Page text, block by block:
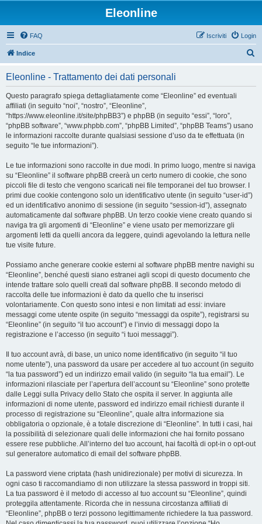
Eleonline
FAQ Login
Iscriviti
Indice
Eleonline - Trattamento dei dati personali
Questo paragrafo spiega dettagliatamente come “Eleonline” ed eventuali
affiliati (in seguito “noi”, “nostro”, “Eleonline”,
“https://www.eleonline.it/site/phpBB3”) e phpBB (in seguito “essi”, “loro”,
“phpBB software”, “www.phpbb.com”, “phpBB Limited”, “phpBB Teams”) usano
le informazioni raccolte durante qualsiasi sessione d’uso da te effettuata (in
seguito “le tue informazioni”).
Le tue informazioni sono raccolte in due modi. In primo luogo, mentre si naviga
su “Eleonline” il software phpBB creerà un certo numero di cookie, che sono
piccoli file di testo che vengono scaricati nei file temporanei del tuo browser. I
primi due cookie contengono solo un identificativo utente (in seguito “user-id”)
ed un identificativo anonimo di sessione (in seguito “session-id”), assegnato
automaticamente dal software phpBB. Un terzo cookie viene creato quando si
naviga tra gli argomenti di “Eleonline” e viene usato per memorizzare gli
argomenti letti da quelli ancora da leggere, quindi agevolando la lettura nelle
tue visite future.
Possiamo anche generare cookie esterni al software phpBB mentre navighi su
“Eleonline”, benché questi siano estranei agli scopi di questo documento che
intende trattare solo quelli creati dal software phpBB. Il secondo metodo di
raccolta delle tue informazioni è dato da quello che tu inserisci
volontariamente. Con questo sono intesi e non limitati ad essi: inviare
messaggi come utente ospite (in seguito “messaggi da ospite”), registrarsi su
“Eleonline” (in seguito “il tuo account”) e l’invio di messaggi dopo la
registrazione e l’accesso (in seguito “i tuoi messaggi”).
Il tuo account avrà, di base, un unico nome identificativo (in seguito “il tuo
nome utente”), una password da usare per accedere al tuo account (in seguito
“la tua password”) ed un indirizzo email valido (in seguito “la tua email”). Le
informazioni rilasciate per l’apertura dell’account su “Eleonline” sono protette
dalle Leggi sulla Privacy dello Stato che ospita il server. In aggiunta alle
informazioni di nome utente, password ed indirizzo email richiesti durante il
processo di registrazione su “Eleonline”, quale altra informazione sia
obbligatoria o opzionale, è a totale discrezione di “Eleonline”. In tutti i casi, hai
la possibilità di selezionare quali delle informazioni che hai fornito possano
essere rese pubbliche. All’interno del tuo account, hai facoltà di opt-in o opt-out
sul generatore automatico di email del software phpBB.
La password viene criptata (hash unidirezionale) per motivi di sicurezza. In
ogni caso ti raccomandiamo di non utilizzare la stessa password in troppi siti.
La tua password è il metodo di accesso al tuo account su “Eleonline”, quindi
proteggila attentamente. Ricorda che in nessuna circostanza affiliati di
“Eleonline”, phpBB o terzi possono legittimamente richiedere la tua password.